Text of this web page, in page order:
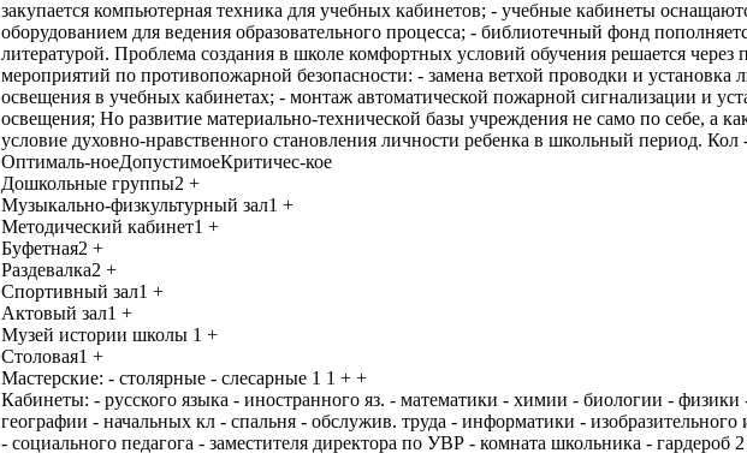
закупается компьютерная техника для учебных кабинетов; - учебные кабинеты
оборудованием для ведения образовательного процесса; - библиотечный фонд
литературой. Проблема создания в школе комфортных условий обучения решается через
мероприятий по противопожарной безопасности: - замена ветхой проводки и установка
освещения в учебных кабинетах; - монтаж автоматической пожарной сигнализации и
освещения; Но развитие материально-технической базы учреждения не само по себе, а
условие духовно-нравственного становления личности ребенка в школьный период. Кол
Оптималь-ноеДопустимоеКритичес-кое
Дошкольные группы2 +
Музыкально-физкультурный зал1 +
Методический кабинет1 +
Буфетная2 +
Раздевалка2 +
Спортивный зал1 +
Актовый зал1 +
Музей истории школы 1 +
Столовая1 +
Мастерские: - столярные - слесарные 1 1 + +
Кабинеты: - русского языка - иностранного яз. - математики - химии - биологии - физики
географии - начальных кл - спальня - обслужив. труда - информатики - изобразительного
- социального педагога - заместителя директора по УВР - комната школьника - гардероб